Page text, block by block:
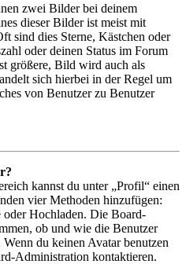
zwei Bilder bei deinem
dieser Bilder ist meist mit
sind dies Sterne, Kästchen oder
oder deinen Status im Forum
größere, Bild wird auch als
sich hierbei in der Regel um
von Benutzer zu Benutzer
kannst du unter „Profil“ einen
vier Methoden hinzufügen:
oder Hochladen. Die Board-
ob und wie die Benutzer
du keinen Avatar benutzen
Administration kontaktieren.